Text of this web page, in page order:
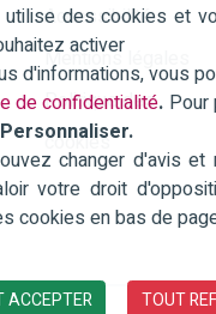
des cookies et
activer
d'informations, vous
de confidentialité. Pour
Personnaliser.
changer d'avis
votre droit
cookies en bas de
ACCEPTER TOUT
Accessibilité
Mentions légales
Politique des
cookies